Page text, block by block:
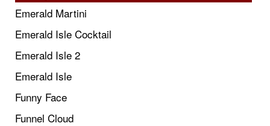
Emerald Martini
Emerald Isle Cocktail
Emerald Isle 2
Emerald Isle
Funny Face
Funnel Cloud